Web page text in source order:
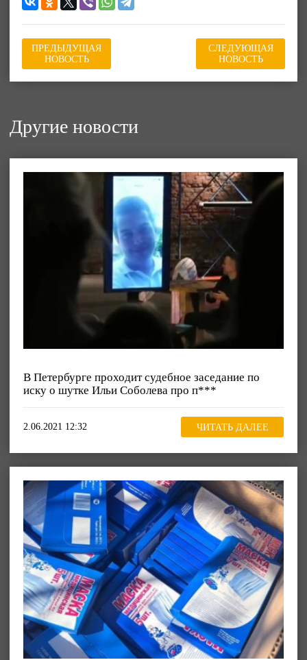
ПРЕДЫДУЩАЯ
НОВОСТЬ
СЛЕДУЮЩАЯ
НОВОСТЬ
Другие новости
В Петербурге проходит судебное заседание по
иску о шутке Ильи Соболева про п***
2.06.2021 12:32 ЧИТАТЬ ДАЛЕЕ